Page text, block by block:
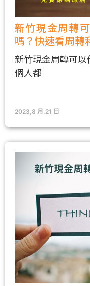
新竹現金周轉
嗎？快速看周轉
新竹現金周轉可
個人都
2023,8 月,21 日